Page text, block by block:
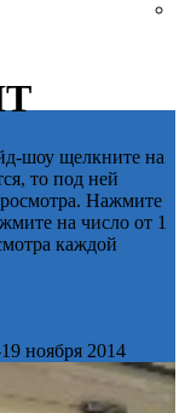
шоу щелкните на
то под ней
Нажмите
на число от 1
каждой
ноября 2014